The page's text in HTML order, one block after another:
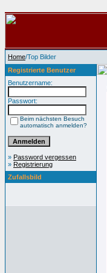
Home/Top Bilder
Registrierte Benutzer
Benutzername:
Passwort:
Beim nächsten Besuch
automatisch anmelden?
» Password vergessen
» Registrierung
Zufallsbild